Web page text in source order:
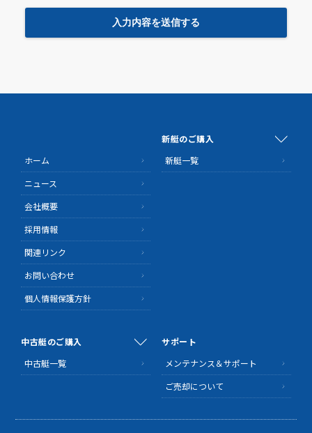
ホーム
ニュース
会社概要
採用情報
関連リンク
お問い合わせ
個人情報保護方針
新艇のご購入
新艇一覧
中古艇のご購入
中古艇一覧
サポート
メンテナンス＆サポート
ご売却について